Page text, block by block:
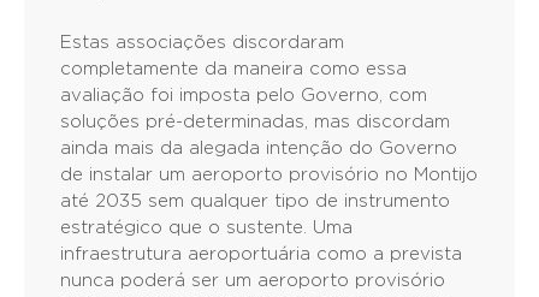
Estas associações discordaram
completamente da maneira como essa
avaliação foi imposta pelo Governo, com
soluções pré-determinadas, mas discordam
ainda mais da alegada intenção do Governo
de instalar um aeroporto provisório no Montijo
até 2035 sem qualquer tipo de instrumento
estratégico que o sustente. Uma
infraestrutura aeroportuária como a prevista
nunca poderá ser um aeroporto provisório